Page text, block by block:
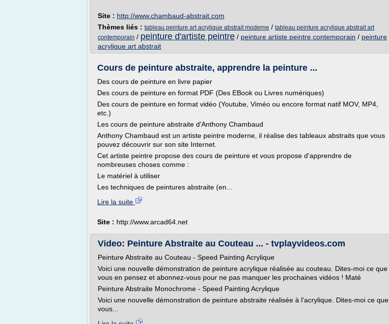
Site : http://www.chambaud-abstrait.com
Thèmes liés : tableau peinture art acrylique abstrait moderne / tableau peinture acrylique abstrait art
contemporain / peinture d'artiste peintre / peinture artiste peintre contemporain / peinture
acrylique art abstrait
Cours de peinture abstraite, apprendre la peinture ...
Des cours de peinture en livre papier
Des cours de peinture en format PDF (Des EBook ou Livres numériques)
Des cours de peinture en format vidéo (Youtube, Viméo ou encore format natif MOV, MP4,
etc.)
Les cours de peinture abstraite d'Anthony Chambaud
Anthony Chambaud est un artiste peintre moderne, il réalise des tableaux abstraits que vous
pouvez découvrir sur son site Internet.
Cet artiste peintre propose des cours de peinture et vous propose d'apprendre de
nombreuses choses comme :
Le matériel à utiliser
Les techniques de peintures abstraite (en...
Lire la suite
Site : http://www.arcad64.net
Video: Peinture Abstraite au Couteau ... - tvplayvideos.com
Peinture Abstraite au Couteau - Speed Painting Acrylique
Voici une nouvelle démonstration de peinture acrylique réalisée au couteau. Dites-moi ce que
vous en pensez et abonnez-vous pour ne pas manquer les prochaines vidéos ! Maté
Peinture Abstraite Monochrome - Speed Painting Acrylique
Voici une nouvelle démonstration de peinture abstraite réalisée à l'acrylique. Dites-moi ce que
vous...